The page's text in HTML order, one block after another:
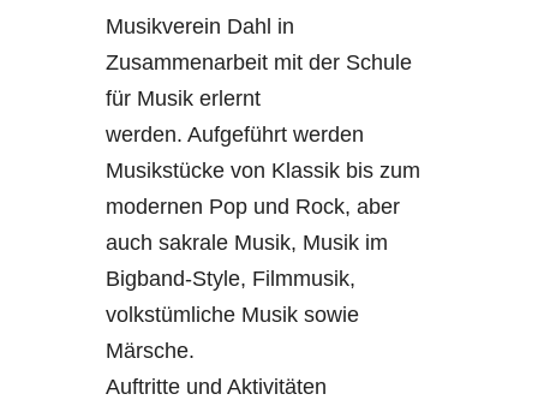
Musikverein Dahl in
Zusammenarbeit mit der Schule
für Musik erlernt
werden. Aufgeführt werden
Musikstücke von Klassik bis zum
modernen Pop und Rock, aber
auch sakrale Musik, Musik im
Bigband-Style, Filmmusik,
volkstümliche Musik sowie
Märsche.
Auftritte und Aktivitäten